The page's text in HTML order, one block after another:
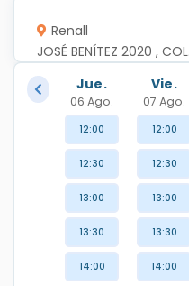
Renall
JOSÉ BENÍTEZ 2020 ,
2 PISO CONSULTORIOS
Jue.
06 Ago.
Vie.
07 Ago.
12:00
12:30
13:00
13:30
14:00
12:00
12:30
13:00
13:30
14:00